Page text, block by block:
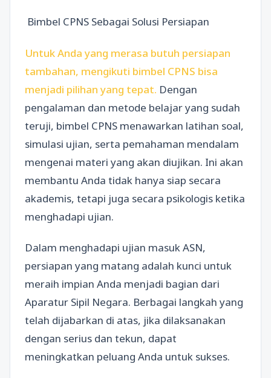
Bimbel CPNS Sebagai Solusi Persiapan
Untuk Anda yang merasa butuh persiapan
tambahan, mengikuti bimbel CPNS bisa
menjadi pilihan yang tepat. Dengan
pengalaman dan metode belajar yang sudah
teruji, bimbel CPNS menawarkan latihan soal,
simulasi ujian, serta pemahaman mendalam
mengenai materi yang akan diujikan. Ini akan
membantu Anda tidak hanya siap secara
akademis, tetapi juga secara psikologis ketika
menghadapi ujian.
Dalam menghadapi ujian masuk ASN,
persiapan yang matang adalah kunci untuk
meraih impian Anda menjadi bagian dari
Aparatur Sipil Negara. Berbagai langkah yang
telah dijabarkan di atas, jika dilaksanakan
dengan serius dan tekun, dapat
meningkatkan peluang Anda untuk sukses.